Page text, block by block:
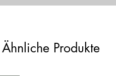
Ähnliche Produkte